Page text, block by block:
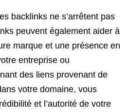
backlinks ne s’arrêtent pas
peuvent également aider à
marque et une présence en
entreprise ou
des liens provenant de
votre domaine, vous
et l’autorité de votre